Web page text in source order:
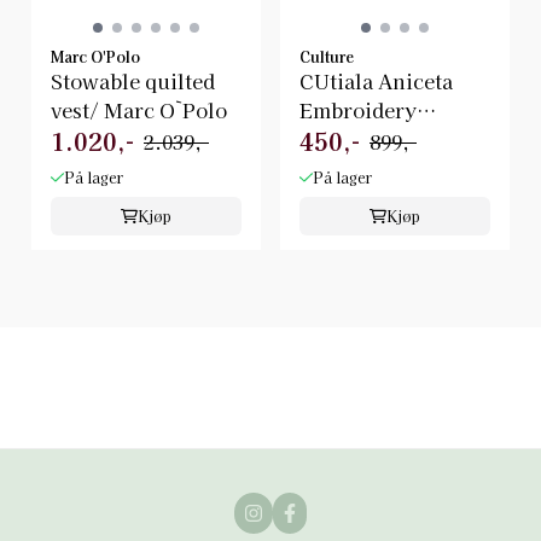
Marc O'Polo
Stowable quilted
vest/ Marc O`Polo
1.020,- 2.039,-
På lager
Kjøp
Culture
CUtiala Aniceta
Embroidery
Waistcoat/ Culture
450,- 899,-
På lager
Kjøp